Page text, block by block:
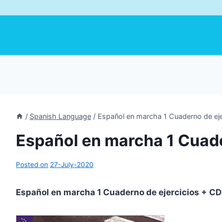
/ Spanish Language / Español en marcha 1 Cuaderno de
Español en marcha 1
Posted on 27-July-2020
Español en marcha 1 Cuaderno de ejercicios + CD